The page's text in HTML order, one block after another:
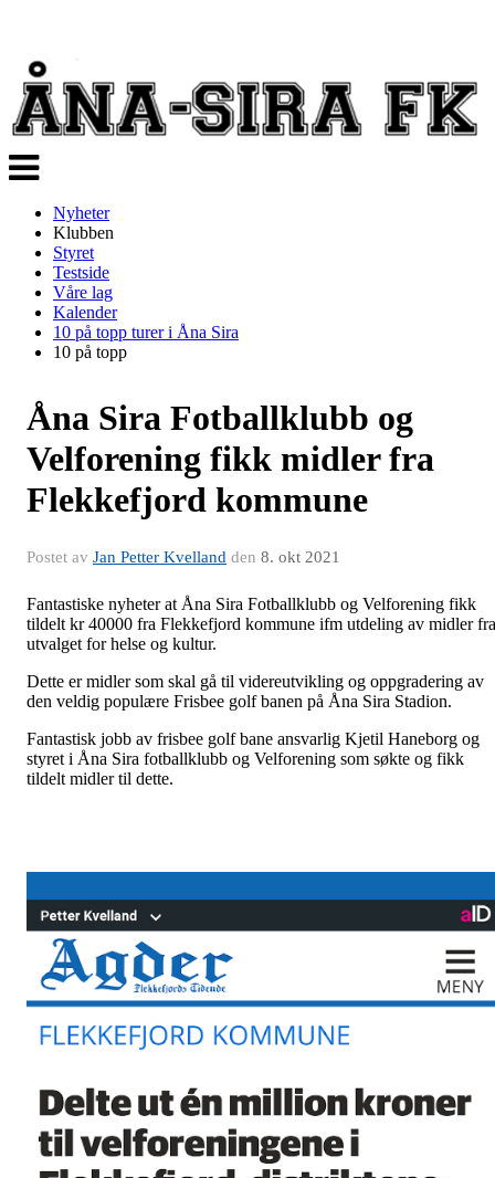
Veksle
navigasjon
Nyheter
Klubben
Styret
Testside
Våre lag
Kalender
10 på topp turer i Åna Sira
10 på topp
Åna Sira Fotballklubb og
Velforening fikk midler fra
Flekkefjord kommune
Postet av Jan Petter Kvelland den 8. okt 2021
Fantastiske nyheter at Åna Sira Fotballklubb og Velforening fikk
tildelt kr 40000 fra Flekkefjord kommune ifm utdeling av midler fra
utvalget for helse og kultur.
Dette er midler som skal gå til videreutvikling og oppgradering av
den veldig populære Frisbee golf banen på Åna Sira Stadion.
Fantastisk jobb av frisbee golf bane ansvarlig Kjetil Haneborg og
styret i Åna Sira fotballklubb og Velforening som søkte og fikk
tildelt midler til dette.